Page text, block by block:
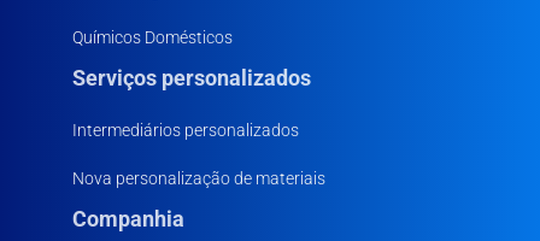
Químicos Domésticos
Serviços personalizados
Intermediários personalizados
Nova personalização de materiais
Companhia